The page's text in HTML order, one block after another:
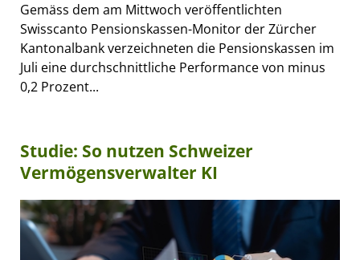
Gemäss dem am Mittwoch veröffentlichten
Swisscanto Pensionskassen-Monitor der Zürcher
Kantonalbank verzeichneten die Pensionskassen im
Juli eine durchschnittliche Performance von minus
0,2 Prozent...
Studie: So nutzen Schweizer
Vermögensverwalter KI